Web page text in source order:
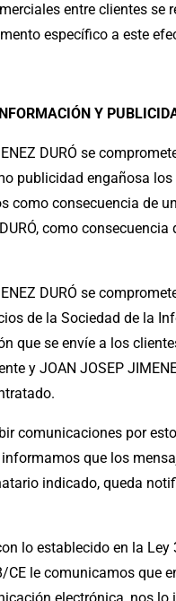
entre clientes se
específico a este
Y
DURÓ se
publicidad engañosa
como consecuencia de
como
DURÓ se
de la Sociedad de la
que se envíe a los
y JOAN JOSEP
comunicaciones por
que los
indicado, queda
lo establecido en la
le comunicamos que